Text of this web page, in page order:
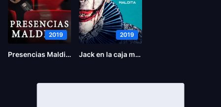
2019
Presencias Malditas
2019
Jack en la caja maldita